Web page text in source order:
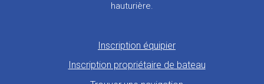
hauturière.
Inscription équipier
Inscription propriétaire de bateau